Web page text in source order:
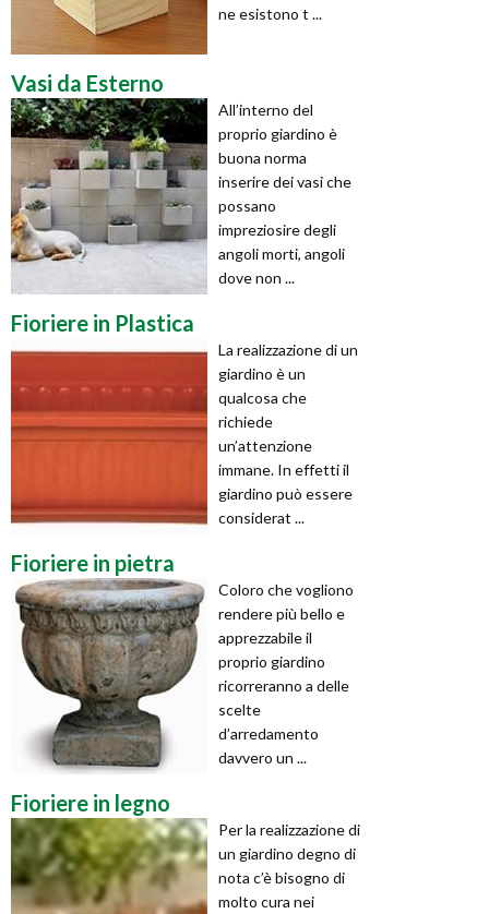
ne esistono t ...
Vasi da Esterno
All’interno del
proprio giardino è
buona norma
inserire dei vasi che
possano
impreziosire degli
angoli morti, angoli
dove non ...
Fioriere in Plastica
La realizzazione di un
giardino è un
qualcosa che
richiede
un’attenzione
immane. In effetti il
giardino può essere
considerat ...
Fioriere in pietra
Coloro che vogliono
rendere più bello e
apprezzabile il
proprio giardino
ricorreranno a delle
scelte
d’arredamento
davvero un ...
Fioriere in legno
Per la realizzazione di
un giardino degno di
nota c’è bisogno di
molto cura nei